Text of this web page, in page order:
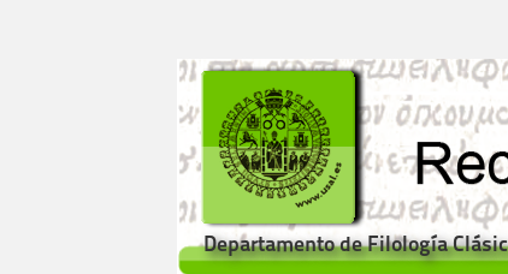
Departamento de Filología